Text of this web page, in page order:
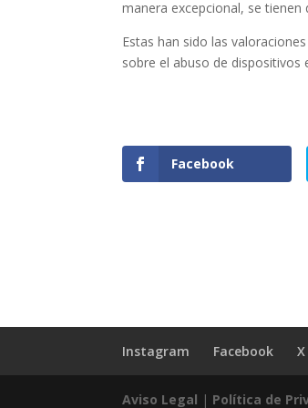
manera excepcional, se
Estas han sido las
sobre el abuso de
Facebook
Instagram Facebook X
Aviso Legal | Política de